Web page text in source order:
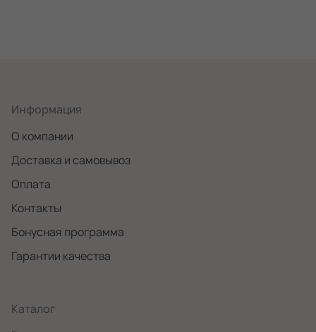
Информация
О компании
Доставка и самовывоз
Оплата
Контакты
Бонусная программа
Гарантии качества
Каталог